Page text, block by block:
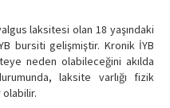
laksitesi olan 18 yaşındaki
bursiti gelişmiştir. Kronik İYB
neden olabileceğini akılda
laksite varlığı fizik
olabilir.